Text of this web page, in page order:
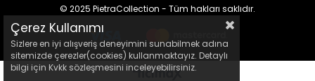
© 2025 PietraCollection - Tüm hakları saklıdır.
Çerez Kullanımı
Sizlere en iyi alışveriş deneyimini sunabilmek adına
sitemizde çerezler(cookies) kullanmaktayız. Detaylı
bilgi için Kvkk sözleşmesini inceleyebilirsiniz.